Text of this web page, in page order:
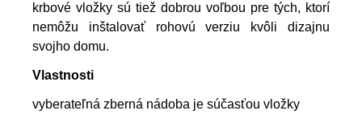
krbové vložky sú tiež dobrou voľbou pre tých, ktorí
nemôžu inštalovať rohovú verziu kvôli dizajnu
svojho domu.
Vlastnosti
vyberateľná zberná nádoba je súčasťou vložky